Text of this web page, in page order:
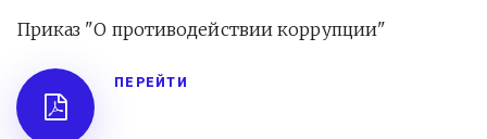
Приказ "О противодействии коррупции"
ПЕРЕЙТИ